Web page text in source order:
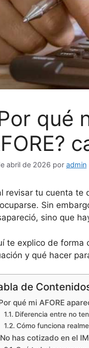
qué
abril de 2026 por admin
revisar tu cuenta te
Sin
sino que
te explico de forma
y qué hacer
de
qué mi AFORE
Diferencia entre no
Cómo funciona
No has cotizado en el